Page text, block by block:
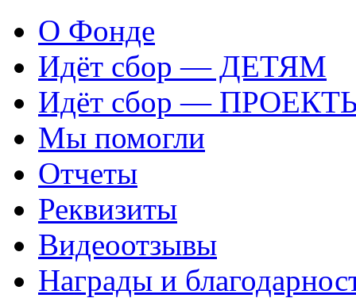
О Фонде
Идёт сбор — ДЕТЯМ
Идёт сбор —
Мы помогли
Отчеты
Реквизиты
Видеоотзывы
Награды и